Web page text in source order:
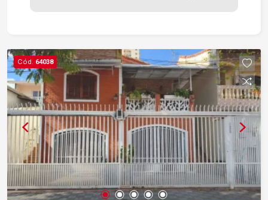
Cód. 64038